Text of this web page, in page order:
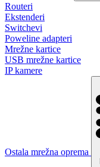
Routeri
Ekstenderi
Switchevi
Poweline adapteri
Mrežne kartice
USB mrežne kartice
IP kamere
Ostala mrežna oprema